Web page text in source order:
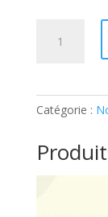
VOYAGE
SENEGAL:
Ticket
Catégorie :